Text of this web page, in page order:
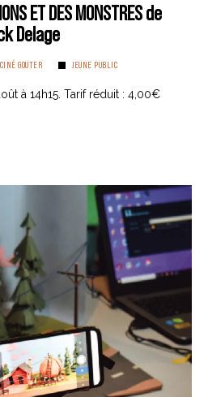
ET DES MONSTRES de
Delage
CINÉ GOUTER JEUNE PUBLIC
à 14h15. Tarif réduit : 4,00€